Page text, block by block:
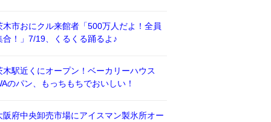
木市おにクル来館者「500万人だよ！全員
合！」7/19、くるくる踊るよ♪
木駅近くにオープン！ベーカリーハウス
のパン、もっちもちでおいしい！
阪府中央卸売市場にアイスマン製氷所オー